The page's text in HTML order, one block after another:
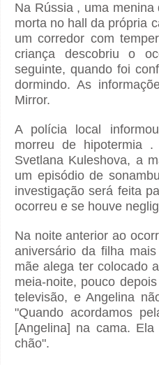
Na Rússia , uma
morta no hall da própria
um corredor com
criança descobriu o
seguinte, quando foi
dormindo. As
Mirror.
A polícia local
morreu de hipotermia
Svetlana Kuleshova, a
um episódio de
investigação será feita
ocorreu e se houve
Na noite anterior ao
aniversário da filha
mãe alega ter colocado
meia-noite, pouco
televisão, e Angelina
"Quando acordamos
[Angelina] na cama.
chão".